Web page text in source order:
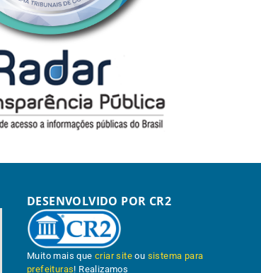
DESENVOLVIDO POR CR2
Muito mais quecriar site ou sistema para
prefeituras! Realizamos